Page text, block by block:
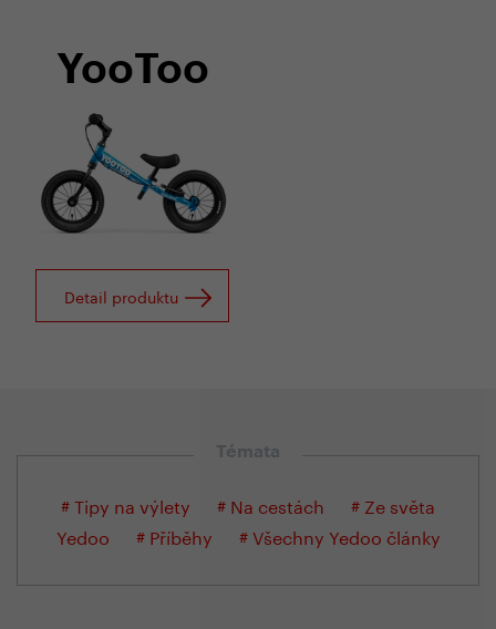
YooToo
Detail produktu
Témata
# Tipy na výlety # Na cestách
# Ze světa
Yedoo
# Příběhy # Všechny Yedoo články